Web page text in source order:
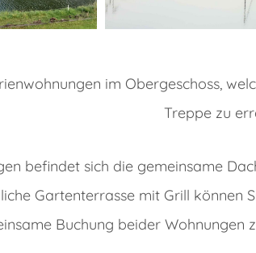
im Obergeschoss,
Treppe zu
befindet sich die gemeinsame
Gartenterrasse mit Grill können
Buchung beider